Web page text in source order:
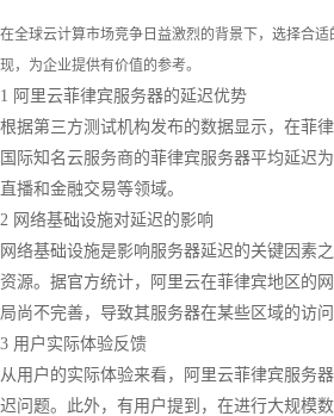
在全球云计算市场竞争日益激烈的背景下，选择合
现，为企业提供有价值的参考。
1 阿里云菲律宾服务器的延迟优势
根据第三方测试机构发布的数据显示，在菲
国际知名云服务商的菲律宾服务器平均延迟
直播和金融交易等领域。
2 网络基础设施对延迟的影响
网络基础设施是影响服务器延迟的关键因素
资源。据官方统计，阿里云在菲律宾地区的
局尚不完善，导致其服务器在某些区域的访问
3 用户实际体验反馈
从用户的实际体验来看，阿里云菲律宾服务
迟问题。此外，有用户提到，在进行大规模